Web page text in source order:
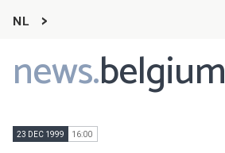
NL
news.belgium
Main
navigation
23 DEC 1999 16:00